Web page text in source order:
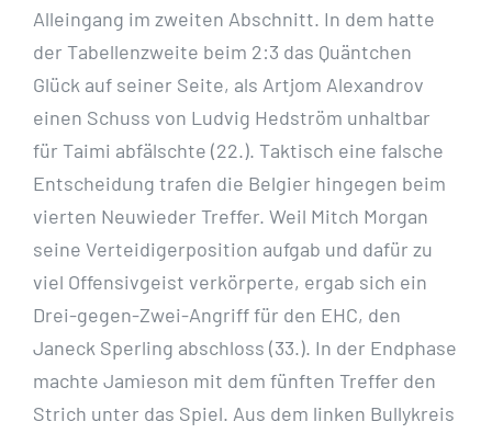
Alleingang im zweiten Abschnitt. In dem hatte
der Tabellenzweite beim 2:3 das Quäntchen
Glück auf seiner Seite, als Artjom Alexandrov
einen Schuss von Ludvig Hedström unhaltbar
für Taimi abfälschte (22.). Taktisch eine falsche
Entscheidung trafen die Belgier hingegen beim
vierten Neuwieder Treffer. Weil Mitch Morgan
seine Verteidigerposition aufgab und dafür zu
viel Offensivgeist verkörperte, ergab sich ein
Drei-gegen-Zwei-Angriff für den EHC, den
Janeck Sperling abschloss (33.). In der Endphase
machte Jamieson mit dem fünften Treffer den
Strich unter das Spiel. Aus dem linken Bullykreis